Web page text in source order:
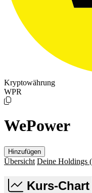
Kryptowährung
WPR
WePower
Hinzufügen
Übersicht Deine Holdings
Kurs-Chart